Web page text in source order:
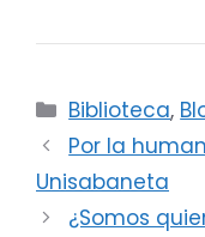
Categorías
Biblioteca,
Por la
Unisabaneta
¿Somos